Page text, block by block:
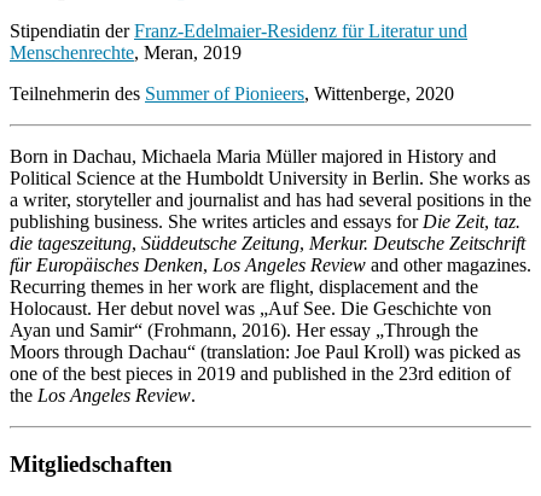
Stipendiatin derFranz-Edelmaier-Residenz für Literatur und
Menschenrechte, Meran, 2019
Teilnehmerin des Summer of Pionieers, Wittenberge, 2020
Born in Dachau, Michaela Maria Müller majored in History and
Political Science at the Humboldt University in Berlin. She works as
a writer, storyteller and journalist and has had several positions in the
publishing business. She writes articles and essays for Die Zeit, taz.
die tageszeitung, Süddeutsche Zeitung, Merkur. Deutsche Zeitschrift
für Europäisches Denken, Los Angeles Review and other magazines.
Recurring themes in her work are flight, displacement and the
Holocaust. Her debut novel was „Auf See. Die Geschichte von
Ayan und Samir“ (Frohmann, 2016). Her essay „Through the
Moors through Dachau“ (translation: Joe Paul Kroll) was picked as
one of the best pieces in 2019 and published in the 23rd edition of
the Los Angeles Review.
Mitgliedschaften